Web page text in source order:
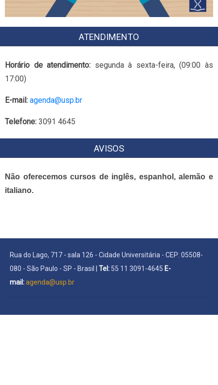
ATENDIMENTO
Horário de atendimento: segunda à sexta-feira, (09:00 às
17:00)
E-mail: agenda@usp.br
Telefone: 3091 4645
AVISOS
Não oferecemos cursos de inglês, espanhol, alemão e
italiano.
Rua do Lago, 717 - sala 126 - Cidade Universitária - CEP: 05508-
080 - São Paulo - SP - Brasil | Tel: 55 11 3091-4645 E-
mail:agenda@usp.br